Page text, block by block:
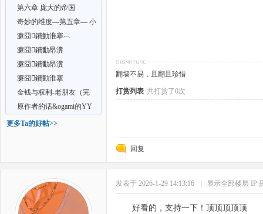
第六章 庞大的帝国
奇妙的维度—第五章— 小
偷
濂囧鐨勭淮搴︹
濂囧鐨勫昂瀵
濂囧鐨勫昂瀵
濂囧鐨勭淮搴
金钱与权利-老朋友（完
结）
原作者的话&ogami的YY
更多Ta的好帖>>
翻墙不易，且翻且珍惜
打赏列表 共打赏了0次
回复
发表于 2026-1-29 14:13:16 显示全部楼层 IP:
好看的，支持一下！顶顶顶顶顶